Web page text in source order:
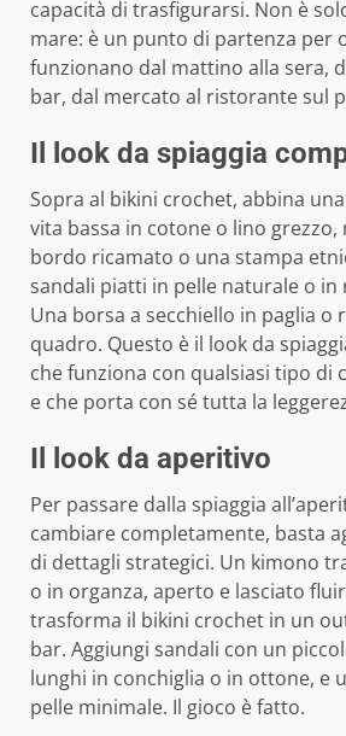
capacità di trasfigurarsi. Non è
mare: è un punto di partenza per
funzionano dal mattino alla sera,
bar, dal mercato al ristorante sul
Il look da spiaggia
Sopra al bikini crochet, abbina
vita bassa in cotone o lino grezzo,
bordo ricamato o una stampa
sandali piatti in pelle naturale o in
Una borsa a secchiello in paglia o
quadro. Questo è il look da
che funziona con qualsiasi tipo di
e che porta con sé tutta la
Il look da aperitivo
Per passare dalla spiaggia
cambiare completamente, basta
di dettagli strategici. Un kimono
o in organza, aperto e lasciato
trasforma il bikini crochet in un
bar. Aggiungi sandali con un
lunghi in conchiglia o in ottone, e
pelle minimale. Il gioco è fatto.